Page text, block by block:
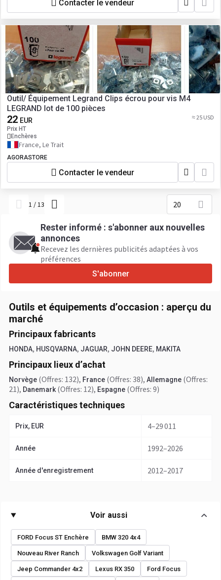
Contacter le vendeur
Outil/ Équipement Legrand Clips écrou pour vis M4
LEGRAND lot de 100 pièces
22 EUR
Prix HT
Enchères
≈ 25 USD
France, Le Trait
AGORASTORE
Contacter le vendeur
1 /13 20
Rester informé : s'abonner aux nouvelles
annonces
Recevez les dernières publicités adaptées à vos
préférences
S'abonner
Outils et équipements d’occasion : aperçu du
marché
Principaux fabricants
HONDA, HUSQVARNA, JAGUAR, JOHN DEERE, MAKITA
Principaux lieux d’achat
Norvège (Offres: 132), France (Offres: 38), Allemagne (Offres:
21), Danemark (Offres: 12), Espagne (Offres: 9)
Caractéristiques techniques
Prix, EUR 4–29 011
Année 1992–2026
Année d'enregistrement 2012–2017
Voir aussi
FORD Focus ST Enchère BMW 320 4x4
Nouveau River Ranch Volkswagen Golf Variant
Jeep Commander 4x2 Lexus RX 350 Ford Focus